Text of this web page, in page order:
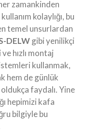
zamankinden
kolaylığı, bu
temel unsurlardan
DELWgibi yenilikçi
hızlı montaj
kullanmak,
hem de günlük
faydalı. Yine
hepimizi kafa
bilgiyle bu